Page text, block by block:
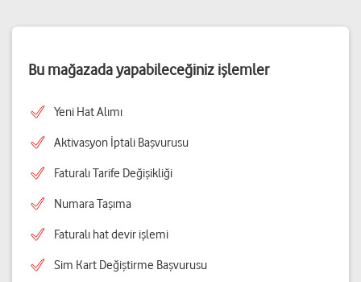
Bu mağazada yapabileceğiniz işlemler
Yeni Hat Alımı
Aktivasyon İptali Başvurusu
Faturalı Tarife Değişikliği
Numara Taşıma
Faturalı hat devir işlemi
Sim Kart Değiştirme Başvurusu